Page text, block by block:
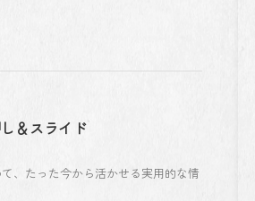
＆スライド
、たった今から活かせる実用的な情